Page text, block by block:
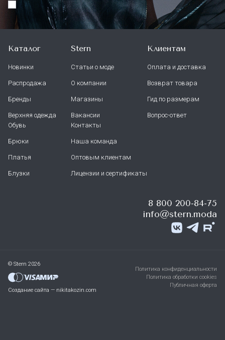
Каталог
Новинки
Распродажа
Бренды
Верхняя одежда
Обувь
Брюки
Платья
Блузки
Stern
Статьи о моде
О компании
Магазины
Вакансии
Контакты
Наша команда
Оптовым клиентам
Лицензии и сертификаты
Клиентам
Оплата и доставка
Возврат товара
Гид по размерам
Вопрос-ответ
8 800 200-84-75
info@stern.moda
© Stern 2026
Создание сайта — nikitakozin.com
Политика конфиденциальности
Политика обработки cookies
Публичная оферта